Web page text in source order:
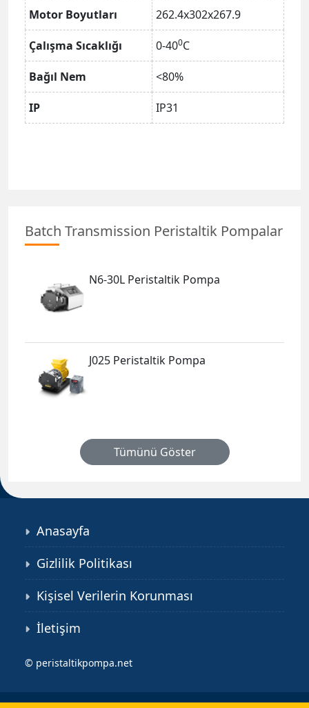
Motor Boyutları 262.4x302x267.9
Çalışma Sıcaklığı 0-400C
Bağıl Nem <80%
IP IP31
Batch Transmission Peristaltik Pompalar
N6-30L Peristaltik Pompa
J025 Peristaltik Pompa
Tümünü Göster
Anasayfa
Gizlilik Politikası
Kişisel Verilerin Korunması
İletişim
© peristaltikpompa.net